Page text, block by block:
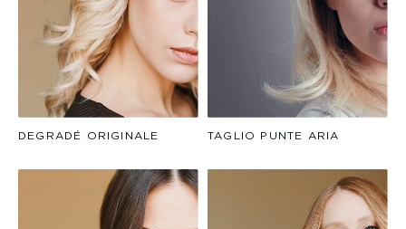
DEGRADÉ ORIGINALE TAGLIO PUNTE ARIA